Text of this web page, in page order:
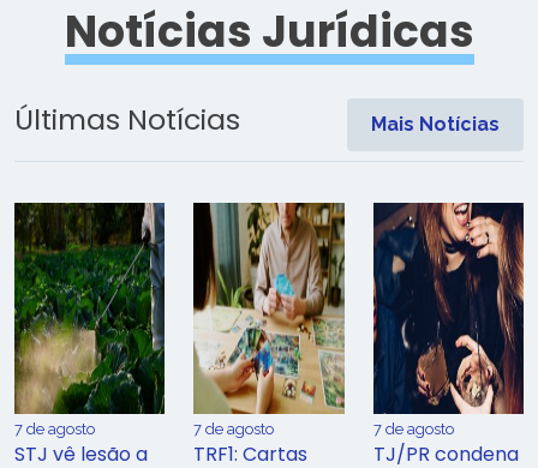
Notícias Jurídicas
Últimas Notícias Mais Notícias
7 de agosto
STJ vê lesão a
7 de agosto
TRF1: Cartas
7 de agosto
TJ/PR condena